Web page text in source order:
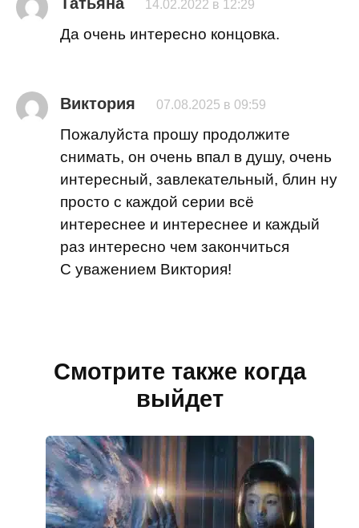
14.02.2022 в 12:29
Да очень интересно концовка.
Виктория 07.08.2025 в 09:59
Пожалуйста прошу продолжите
снимать, он очень впал в душу, очень
интересный, завлекательный, блин ну
просто с каждой серии всё
интереснее и интереснее и каждый
раз интересно чем закончиться
С уважением Виктория!
Смотрите также когда
выйдет